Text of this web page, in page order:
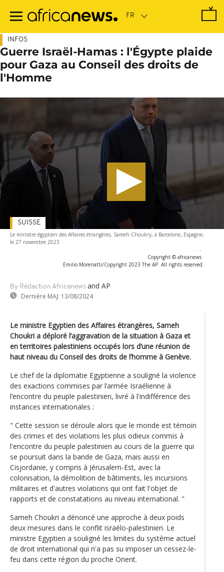
contenu
INFOS
Guerre Israël-Hamas : l'Égypte plaide
pour Gaza au Conseil des droits de
l'Homme
Le ministre égyptien des Affaires étrangères, Sameh Choukry, à Barcelone, Espagne,
le 27 novembre 2023
-
Copyright © africanews
Emilio Morenatti/Copyright 2023 The AP. All rights reserved.
By Rédaction Africanews and AP
Dernière MAJ: 13/08/2024
SUISSE
Le ministre Egyptien des Affaires étrangères, Sameh
Choukri a déploré l’aggravation de la situation à Gaza et
en territoires palestiniens occupés lors d’une réunion de
haut niveau du Conseil des droits de l’homme à Genève.
Le chef de la diplomatie Egyptienne a souligné la violence
des exactions commises par l’armée Israélienne à
l’encontre du peuple palestinien, livré à l'indifférence des
instances internationales :
" Cette session se déroule alors que le monde est témoin
des crimes et des violations les plus odieux commis à
l'encontre du peuple palestinien au cours de la guerre qui
se poursuit dans la bande de Gaza, mais aussi en
Cisjordanie, y compris à Jérusalem-Est, avec la
colonisation, la démolition de bâtiments, les incursions
militaires et d'autres violations qui ont fait l'objet de
rapports et de constatations au niveau international. "
Sameh Choukri a dénoncé une approche à deux poids
deux mesures dans le conflit israélo-palestinien. Le
ministre Egyptien a souligné les limites du système actuel
de droit international qui n'a pas su imposer un cessez-le-
feu dans cette région du proche Orient.